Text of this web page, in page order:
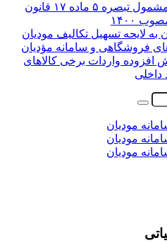
اطلاع رسانی به اشخاص مشمول تبصره ۵ ماده ۱۷ قانون
۱۴۰۰
به لایحه تسهیل تکالیف مودیان
فروشگاهی و سامانه مؤدیان
افزوده واردات برخی کالاهای
داخلی
جستجو